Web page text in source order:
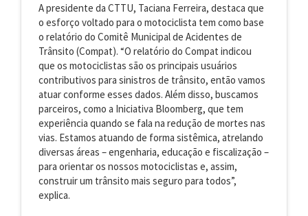
A presidente da CTTU, Taciana Ferreira, destaca que
o esforço voltado para o motociclista tem como base
o relatório do Comitê Municipal de Acidentes de
Trânsito (Compat). “O relatório do Compat indicou
que os motociclistas são os principais usuários
contributivos para sinistros de trânsito, então vamos
atuar conforme esses dados. Além disso, buscamos
parceiros, como a Iniciativa Bloomberg, que tem
experiência quando se fala na redução de mortes nas
vias. Estamos atuando de forma sistêmica, atrelando
diversas áreas – engenharia, educação e fiscalização –
para orientar os nossos motociclistas e, assim,
construir um trânsito mais seguro para todos”,
explica.